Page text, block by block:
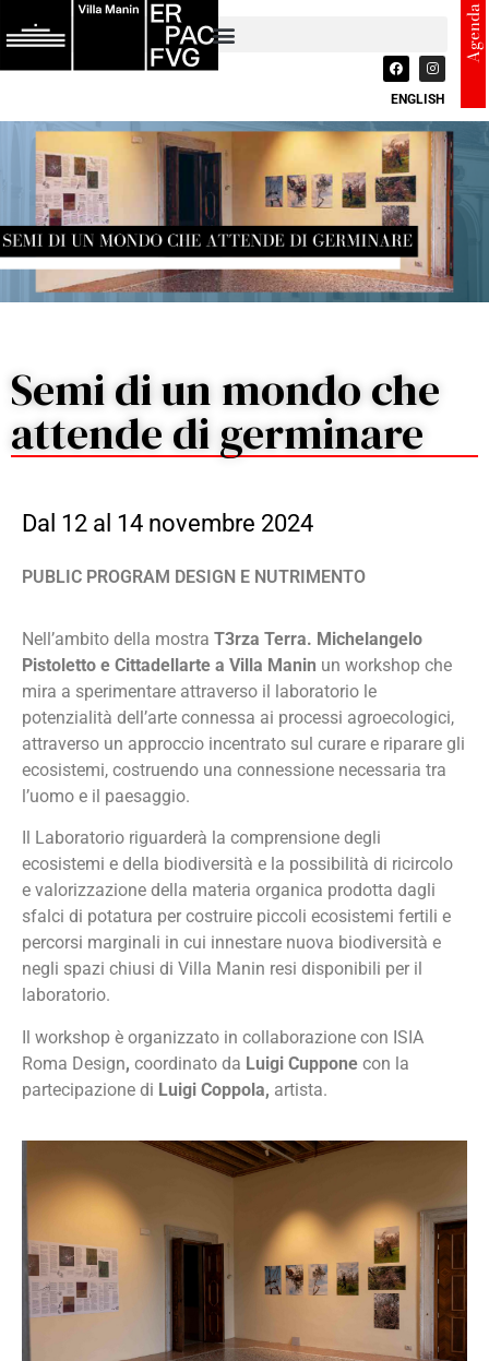
ENGLISH
Agenda
Semi di un mondo che
attende di germinare
Dal 12 al 14 novembre 2024
PUBLIC PROGRAM DESIGN E NUTRIMENTO
Nell’ambito della mostra T3rza Terra. Michelangelo
Pistoletto e Cittadellarte a Villa Manin un workshop che
mira a sperimentare attraverso il laboratorio le
potenzialità dell’arte connessa ai processi agroecologici,
attraverso un approccio incentrato sul curare e riparare gli
ecosistemi, costruendo una connessione necessaria tra
l’uomo e il paesaggio.
Il Laboratorio riguarderà la comprensione degli
ecosistemi e della biodiversità e la possibilità di ricircolo
e valorizzazione della materia organica prodotta dagli
sfalci di potatura per costruire piccoli ecosistemi fertili e
percorsi marginali in cui innestare nuova biodiversità e
negli spazi chiusi di Villa Manin resi disponibili per il
laboratorio.
Il workshop è organizzato in collaborazione con ISIA
Roma Design, coordinato da Luigi Cuppone con la
partecipazione di Luigi Coppola, artista.